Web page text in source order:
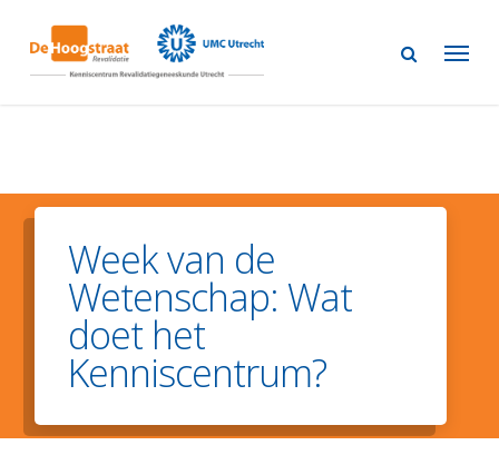
main
Week van de
Wetenschap: Wat
doet het
Kenniscentrum?